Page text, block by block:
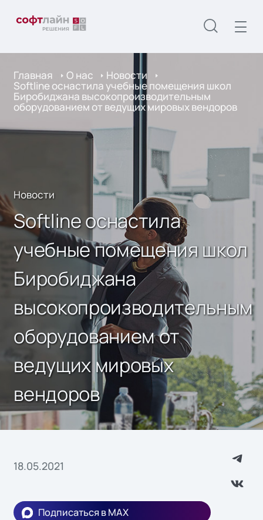
Главная О нас Новости
Softline оснастила учебные помещения школ
Биробиджана высокопроизводительным
оборудованием от ведущих мировых вендоров
Новости
Softline оснастила
учебные помещения школ
Биробиджана
высокопроизводительным
оборудованием от
ведущих мировых
вендоров
18.05.2021
Подписаться в MAX